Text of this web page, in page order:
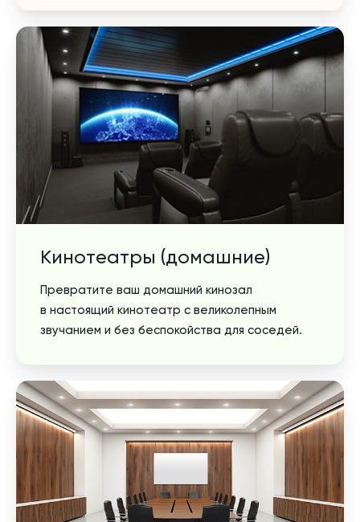
Кинотеатры (домашние)
Превратите ваш домашний кинозал
в настоящий кинотеатр с великолепным
звучанием и без беспокойства для соседей.